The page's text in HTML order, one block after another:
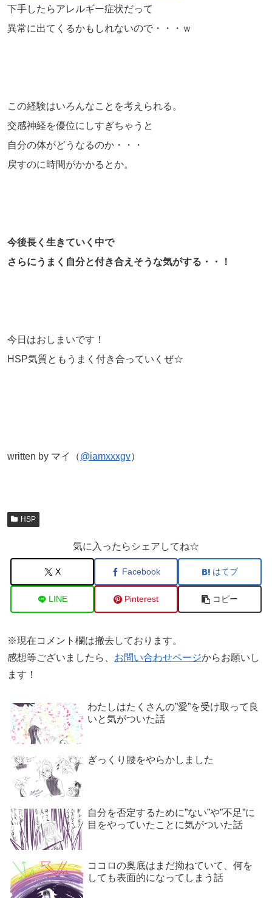
下手したらアレルギー症状だって
異常に出てくるかもしれないので・・・ｗ
この経験はいろんなことを考えられる。
交感神経を優位にしすぎちゃうと
自分の体がどうなるのか・・・
戻すのに時間がかかるとか。
今後長く生きていく中で
さらにうまく自分と付き合えそうな気がする・・！
今日はおしまいです！
HSP気質ともうまく付き合っていくぜ☆
written by マイ（@iamxxxgv）
HSP
気に入ったらシェアしてね☆
X Facebook はてブ
LINE Pinterest コピー
※現在コメント欄は撤去しております。
感想等ございましたら、 お問い合わせページからお願いし
ます！
わたしはたくさんの”愛”を受け取って良
いと気がついた話
ぎっくり腰をやらかしました
自分を否定するために”ない”や”不足”に
目をやっていたことに気がついた話
ココロの奥底はまだ拗ねていて、何を
しても表面的になってしまう話